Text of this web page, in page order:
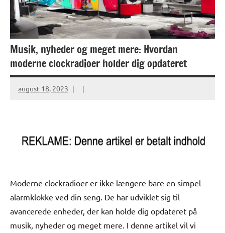
Musik, nyheder og meget mere: Hvordan
moderne clockradioer holder dig opdateret
august 18, 2023
Moderne clockradioer er ikke længere bare en simpel
alarmklokke ved din seng. De har udviklet sig til
avancerede enheder, der kan holde dig opdateret på
musik, nyheder og meget mere. I denne artikel vil vi